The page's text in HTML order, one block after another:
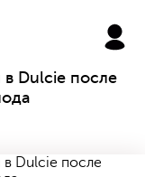
в Dulcie после